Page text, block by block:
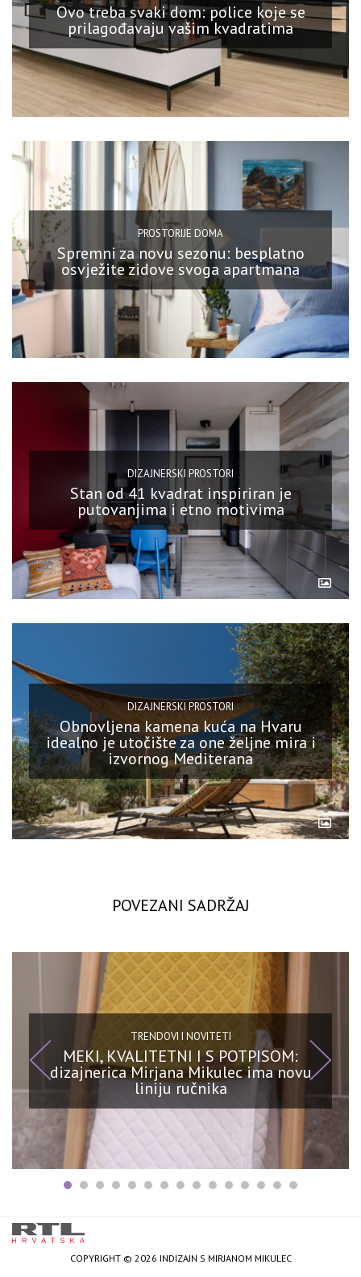
Ovo treba svaki dom: police koje se
prilagođavaju vašim kvadratima
PROSTORIJE DOMA
Spremni za novu sezonu: besplatno
osvježite zidove svoga apartmana
DIZAJNERSKI PROSTORI
Stan od 41 kvadrat inspiriran je
putovanjima i etno motivima
DIZAJNERSKI PROSTORI
Obnovljena kamena kuća na Hvaru
idealno je utočište za one željne mira i
izvornog Mediterana
POVEZANI SADRŽAJ
TRENDOVI I NOVITETI
MEKI, KVALITETNI I S POTPISOM:
dizajnerica Mirjana Mikulec ima novu
liniju ručnika
COPYRIGHT © 2026 INDIZAJN S MIRJANOM MIKULEC